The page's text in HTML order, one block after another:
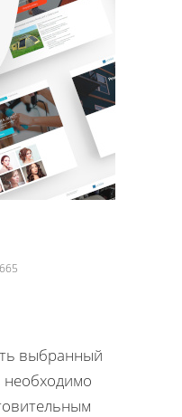
665
выбранный
необходимо